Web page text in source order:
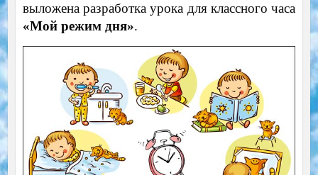
выложена разработка урока для классного часа
«Мой режим дня».